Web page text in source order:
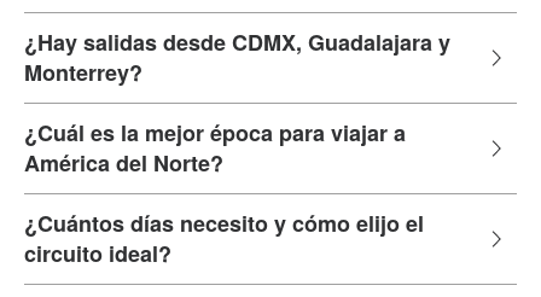
¿Hay salidas desde CDMX, Guadalajara y
Monterrey?
¿Cuál es la mejor época para viajar a
América del Norte?
¿Cuántos días necesito y cómo elijo el
circuito ideal?